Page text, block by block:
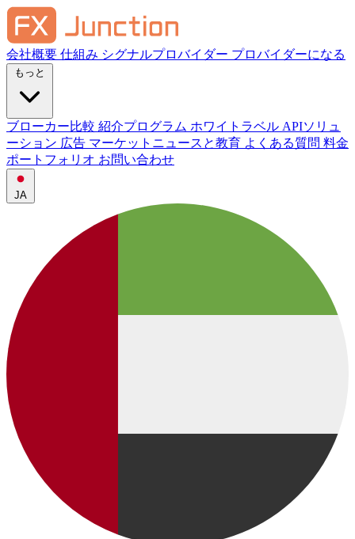
会社概要 仕組み シグナルプロバイダー プロバイダーになる
ブローカー比較 紹介プログラム ホワイトラベル APIソリュ
ーション 広告 マーケットニュースと教育 よくある質問 料金
ポートフォリオ お問い合わせ
JA